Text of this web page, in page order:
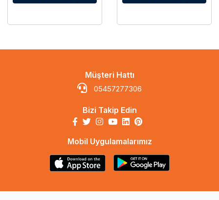
Müşteri Hattı
05457277306
Bizi Takip Edin
Mobil Uygulamalarımız